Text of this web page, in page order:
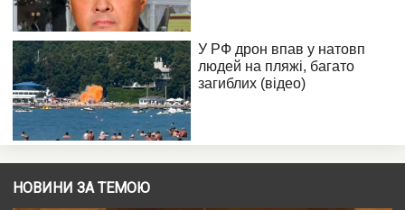
НОВИНИ ЗА ТЕМОЮ